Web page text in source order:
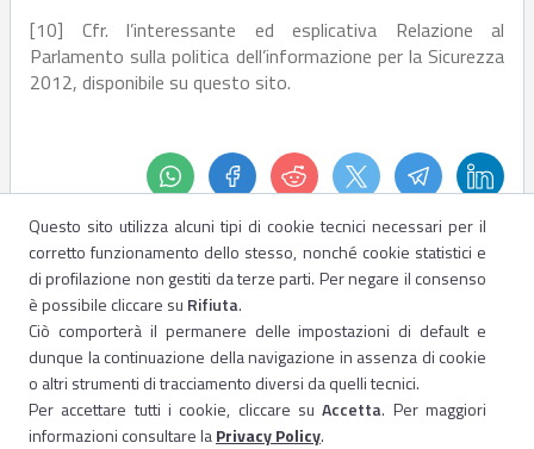
[10] Cfr. l’interessante ed esplicativa Relazione al
Parlamento sulla politica dell’informazione per la Sicurezza
2012, disponibile su questo sito.
Questo sito utilizza alcuni tipi di cookie tecnici necessari per il
corretto funzionamento dello stesso, nonché cookie statistici e
di profilazione non gestiti da terze parti. Per negare il consenso
è possibile cliccare su Rifiuta.
Ciò comporterà il permanere delle impostazioni di default e
dunque la continuazione della navigazione in assenza di cookie
o altri strumenti di tracciamento diversi da quelli tecnici.
Per accettare tutti i cookie, cliccare suAccetta. Per maggiori
informazioni consultare laPrivacy Policy.